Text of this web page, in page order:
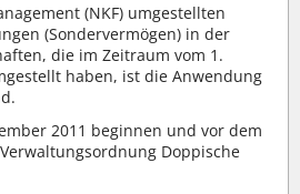
(NKF) umgestellten
(Sondervermögen) in der
die im Zeitraum vom 1.
haben, ist die Anwendung
2011 beginnen und vor dem
Doppische